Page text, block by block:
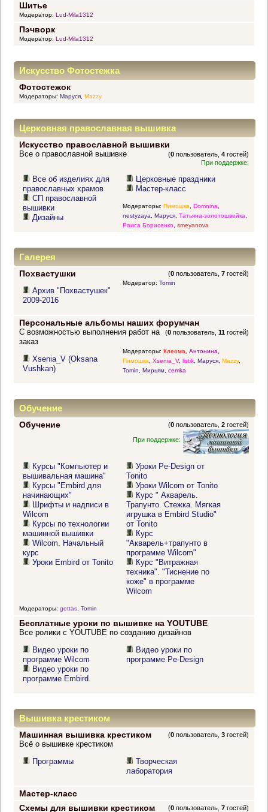
Шитье
Модератор: Lud-Mila1312
Пэчворк
Модератор: Lud-Mila1312
Искусство Фотостежка
Фотостежок
Модераторы: Маруся, Mazzy
Церковная православная вышивка
Искусство православной вышивки
(0 пользователь,4 гостей)
Все о православной вышивке
При поддержке:
Все об изделиях для
православных храмов
СП православной
вышивки
Дизайны
Церковные праздники
Мастер-класс
Модераторы: Пимошка Domnina
nestyzaya
Маруся, Татьяна-золотошвейка
Раиса Борисенко, smeyanova
Галерея
Похвастушки (0 пользователь,7 гостей)
Архив "Похвастушек"
2009-2016
Модератор: Tomin
Персональные альбомы наших форумчан
(0 пользователь,11 гостей)
С возможностью выполнения работ на
заказ
Xsenia_V (Oksana
Vushkan)
Модераторы: Клеома, Антонина,
Пимошка, Xsenia_V, listik, Маруся, Mazzy,
Tomin, Мирьям, cemka
Обучение
Обучение (0 пользователь,2 гостей)
При поддержке:
Курсы "Компьютер и
вышивальная машина"
Курсы "Embird для
начинающих"
Шрифты и надписи в
Wilcom
Курсы по технологии
машинной вышивки
Wilcom. Начальный
курс
Уроки Embird от Tonito
Уроки Pe-Design от
Tonito
Уроки Wilcom от Tonito
Курс " Акварель.
Трапунто. Стежка. Мягкая
игрушка в Embird Studio"
от Tonito
Курс
"Акварель+трапунто в
программе Wilcom"
Курс "Витражная
техника". "Тиснение по
коже" в программе
Wilcom
Модераторы: gettas, Tomin
Бесплатные уроки по вышивке на YOUTUBE
Все ролики с YOUTUBE по созданию дизайнов
Видео уроки по
программе Wilcom
Видео уроки по
программе Embird.
Видео уроки по
программе Pe-Design
Вышивка крестиком
Машинная вышивка крестиком (0 пользователь,3 гостей)
Всё о вышивке крестиком
Программы
Творческая
лаборатория
Мастер-класс
Схемы для вышивки крестиком
(0 пользователь,7 гостей)